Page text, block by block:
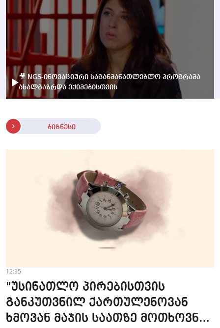
🎥 NGS-ინოვაციური საგანმანათლებლო პროგრამა
ახალგაზრდა ექიმებისთვის
ბიზნესი
12:35
"უსინათლო პირებისთვის
განკუთვნილ ქართულენოვან
ხმოვან მაჯის საათზე მოთხოვნა